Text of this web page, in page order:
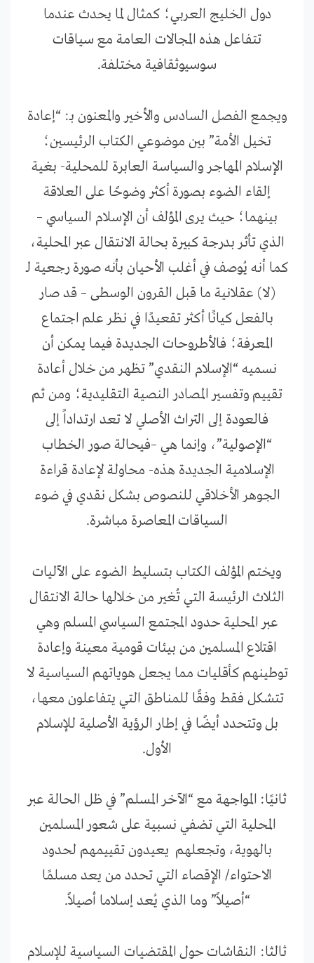
دول الخليج العربي؛ كمثال لما يحدث عندما
تتفاعل هذه المجالات العامة مع سياقات
سوسيوثقافية مختلفة.
ويجمع الفصل السادس والأخير والمعنون بـ: “إعادة
تخيل الأمة” بين موضوعي الكتاب الرئيسين؛
الإسلام المهاجر والسياسة العابرة للمحلية- بغية
إلقاء الضوء بصورة أكثر وضوحًا على العلاقة
بينهما؛ حيث يرى المؤلف أن الإسلام السياسي –
الذي تأثر بدرجة كبيرة بحالة الانتقال عبر المحلية،
كما أنه يُوصف في أغلب الأحيان بأنه صورة رجعية لـ
(لا) عقلانية ما قبل القرون الوسطى – قد صار
بالفعل كيانًا أكثر تقعيدًا في نظر علم اجتماع
المعرفة؛ فالأطروحات الجديدة فيما يمكن أن
نسميه “الإسلام النقدي” تظهر من خلال أعادة
تقييم وتفسير المصادر النصية التقليدية؛ ومن ثم
فالعودة إلى التراث الأصلي لا تعد ارتداداً إلى
“الإصولية”، وإنما هي –فيحالة صور الخطاب
الإسلامية الجديدة هذه- محاولة لإعادة قراءة
الجوهر الأخلاقي للنصوص بشكل نقدي في ضوء
السياقات المعاصرة مباشرة.
ويختم المؤلف الكتاب بتسليط الضوء على الآليات
الثلاث الرئيسة التي تُغير من خلالها حالة الانتقال
عبر المحلية حدود المجتمع السياسي المسلم وهي
اقتلاع المسلمين من بيئات قومية معينة وإعادة
توطينهم كأقليات مما يجعل هوياتهم السياسية لا
تتشكل فقط وفقًا للمناطق التي يتفاعلون معها،
بل وتتحدد أيضًا في إطار الرؤية الأصلية للإسلام
الأول.
ثانيًا: المواجهة مع “الآخر المسلم” في ظل الحالة عبر
المحلية التي تضفي نسبية على شعور المسلمين
بالهوية، وتجعلهم يعيدون تقييمهم لحدود
الاحتواء/ الإقصاء التي تحدد من يعد مسلمًا
“أصيلاً” وما الذي يُعد إسلاما أصيلاً.
ثالثا: النقاشات حول المقتضيات السياسية للإسلام